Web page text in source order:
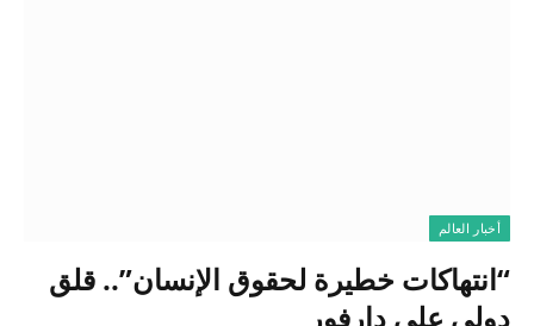
أخبار العالم
“انتهاكات خطيرة لحقوق الإنسان”.. قلق
دولي على دارفور